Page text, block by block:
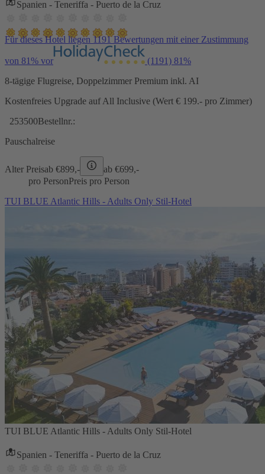
Spanien - Teneriffa - Puerto de la Cruz
Für dieses Hotel liegen 1191 Bewertungen mit einer Zustimmung
von 81% vor (1191) 81%
8-tägige Flugreise, Doppelzimmer Premium inkl. AI
Kostenfreies Upgrade auf All Inclusive (Wert € 199.- pro Zimmer)
253500Bestellnr.:
Pauschalreise
Alter Preisab €899,- ab €699,-
pro PersonPreis pro Person
TUI BLUE Atlantic Hills - Adults Only Stil-Hotel
TUI BLUE Atlantic Hills - Adults Only Stil-Hotel
Spanien - Teneriffa - Puerto de la Cruz